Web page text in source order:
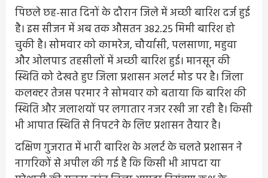
पिछले छह-सात दिनों के दौरान जिले में अच्छी बारिश दर्ज हुई
है। इस सीजन में अब तक औसतन 382.25 मिमी बारिश हो
चुकी है। सोमवार को कामरेज, चौर्यासी, पलसाणा, महुवा
और ओलपाड तहसीलों में अच्छी बारिश हुई। मानसून की
स्थिति को देखते हुए जिला प्रशासन अलर्ट मोड पर है। जिला
कलक्टर तेजस परमार ने सोमवार को बताया कि बारिश की
स्थिति और जलाशयों पर लगातार नजर रखी जा रही है। किसी
भी आपात स्थिति से निपटने के लिए प्रशासन तैयार है।
दक्षिण गुजरात में भारी बारिश के अलर्ट के चलते प्रशासन ने
नागरिकों से अपील की गई है कि किसी भी आपदा या